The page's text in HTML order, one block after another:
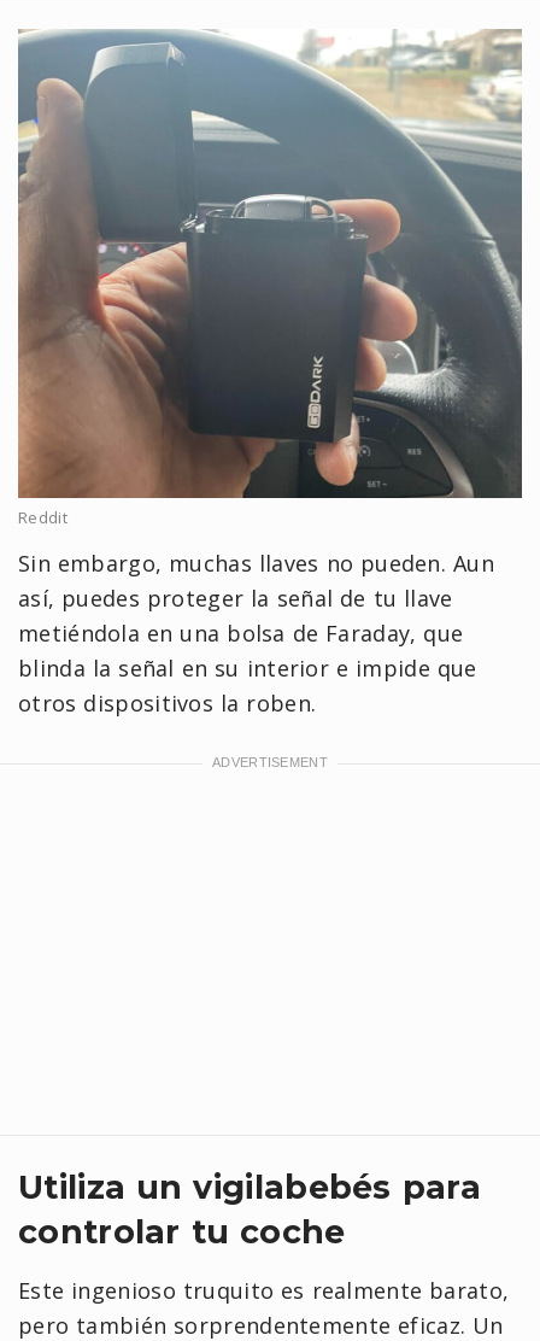
Reddit
Sin embargo, muchas llaves no pueden. Aun
así, puedes proteger la señal de tu llave
metiéndola en una bolsa de Faraday, que
blinda la señal en su interior e impide que
otros dispositivos la roben.
Utiliza un vigilabebés para
controlar tu coche
Este ingenioso truquito es realmente barato,
pero también sorprendentemente eficaz. Un